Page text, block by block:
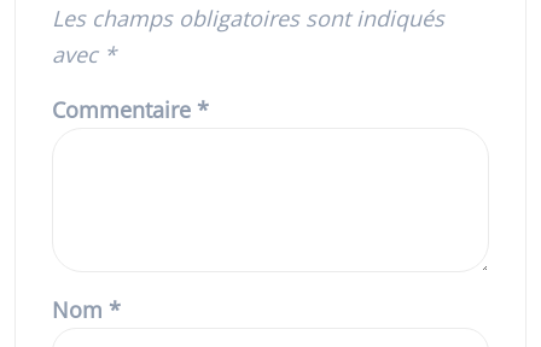
Les champs obligatoires sont indiqués
avec *
Commentaire *
Nom *